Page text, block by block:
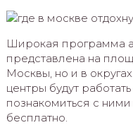
Широкая программа
представлена на
Москвы, но и в
центры будут
познакомиться с
бесплатно.